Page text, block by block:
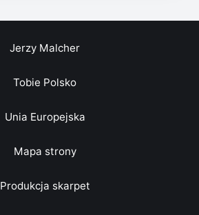
Jerzy Malcher
Tobie Polsko
Unia Europejska
Mapa strony
Produkcja skarpet